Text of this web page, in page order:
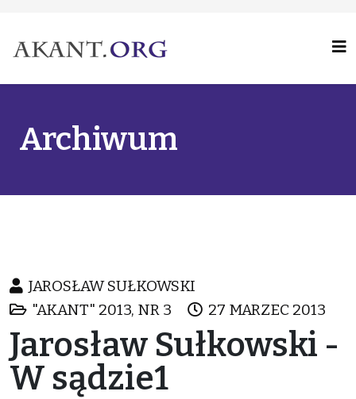
Archiwum
JAROSŁAW SUŁKOWSKI
"AKANT" 2013, NR 3
27 MARZEC 2013
Jarosław Sułkowski -
W sądzie1